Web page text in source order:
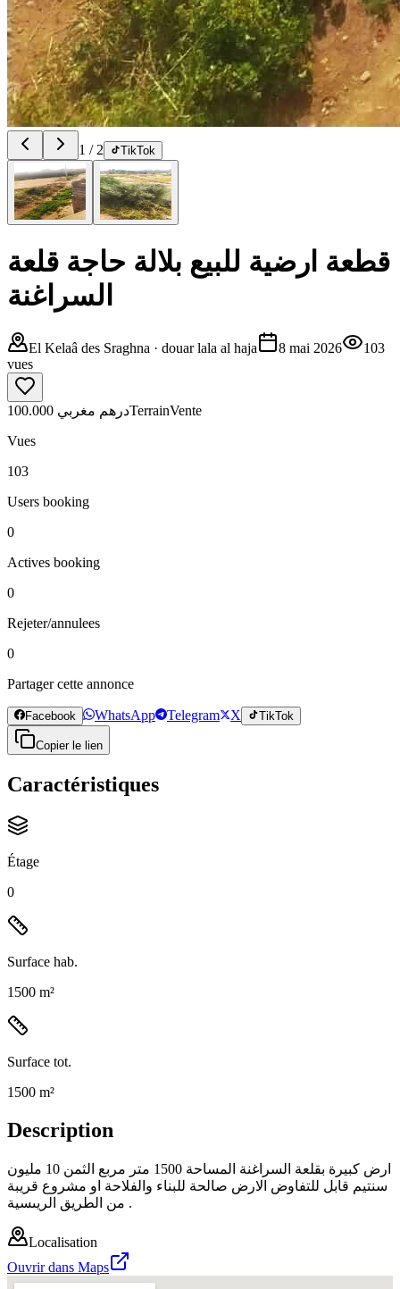
1 / 2 TikTok
قطعة ارضية للبيع بلالة حاجة قلعة
السراغنة
El Kelaâ des Sraghna · douar lala al haja 8 mai 2026
103
vues
100.000 درهم مغربيTerrainVente
Vues
103
Users booking
0
Actives booking
0
Rejeter/annulees
0
Partager cette annonce
Facebook WhatsApp Telegram X TikTok
Copier le lien
Caractéristiques
Étage
0
Surface hab.
1500 m²
Surface tot.
1500 m²
Description
ارض كبيرة بقلعة السراغنة المساحة 1500 متر مربع الثمن 10 مليون
سنتيم قابل للتفاوض الارض صالحة للبناء والفلاحة او مشروع قريبة
من الطريق الريىسية .
Localisation
Ouvrir dans Maps